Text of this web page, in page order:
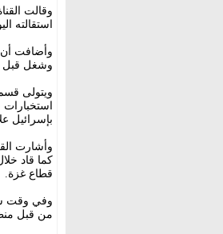
وقالت
استقالته
وأضافت أن
وشغل قبل
ويتولى قسم
استخبارات
بإسرائيل
وأشارت
كما قاد
قطاع غزة.
وفي وقت
من قبل